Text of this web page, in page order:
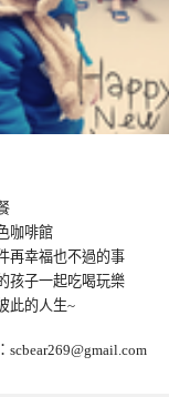
咖啡館
再幸福也不過的事
孩子一起吃喝玩樂
此的人生~
scbear269@gmail.com